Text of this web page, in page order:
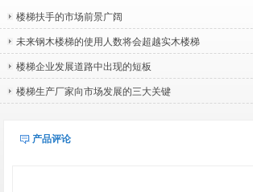
楼梯扶手的市场前景广阔
未来钢木楼梯的使用人数将会超越实木楼梯
楼梯企业发展道路中出现的短板
楼梯生产厂家向市场发展的三大关键
产品评论